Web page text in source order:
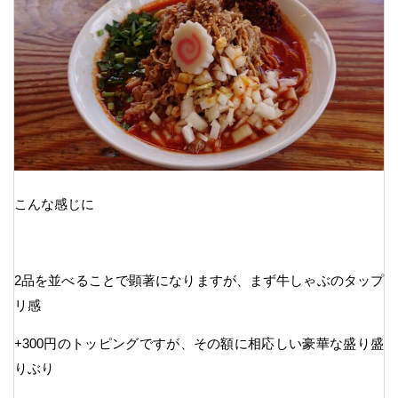
こんな感じに
2品を並べることで顕著になりますが、まず牛しゃぶのタップ
リ感
+300円のトッピングですが、その額に相応しい豪華な盛り盛
りぶり